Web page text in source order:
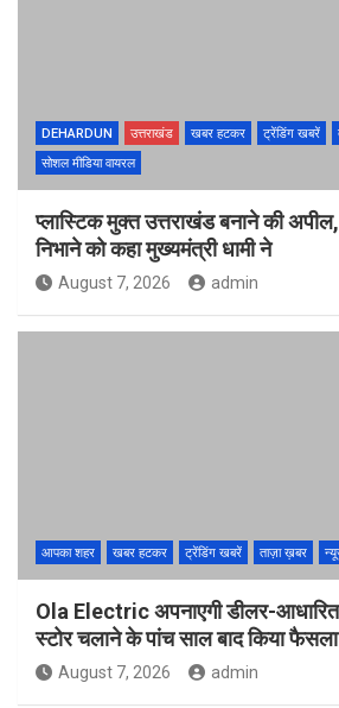
DEHARDUN उत्तराखंड खबर हटकर ट्रेंडिंग खबरें
सोशल मीडिया वायरल
प्लास्टिक मुक्त उत्तराखंड बनाने की अपील,
निभाने को कहा मुख्यमंत्री धामी ने
August 7, 2026 admin
आपका शहर खबर हटकर ट्रेंडिंग खबरें ताज़ा ख़बर
Ola Electric अपनाएगी डीलर-
स्टोर चलाने के पांच साल बाद किया फैसला
August 7, 2026 admin